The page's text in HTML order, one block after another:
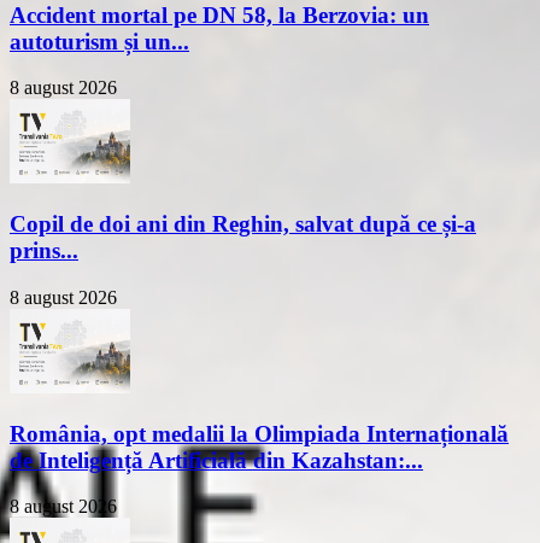
Accident mortal pe DN 58, la Berzovia: un
autoturism și un...
8 august 2026
Copil de doi ani din Reghin, salvat după ce și-a
prins...
8 august 2026
România, opt medalii la Olimpiada Internațională
de Inteligență Artificială din Kazahstan:...
8 august 2026